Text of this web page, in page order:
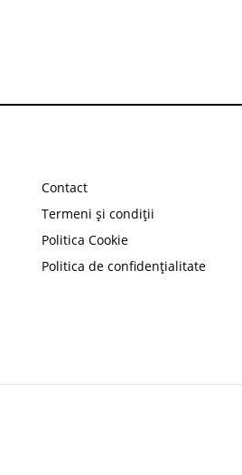
Contact
Termeni și condiții
Politica Cookie
Politica de confidențialitate
reducere la